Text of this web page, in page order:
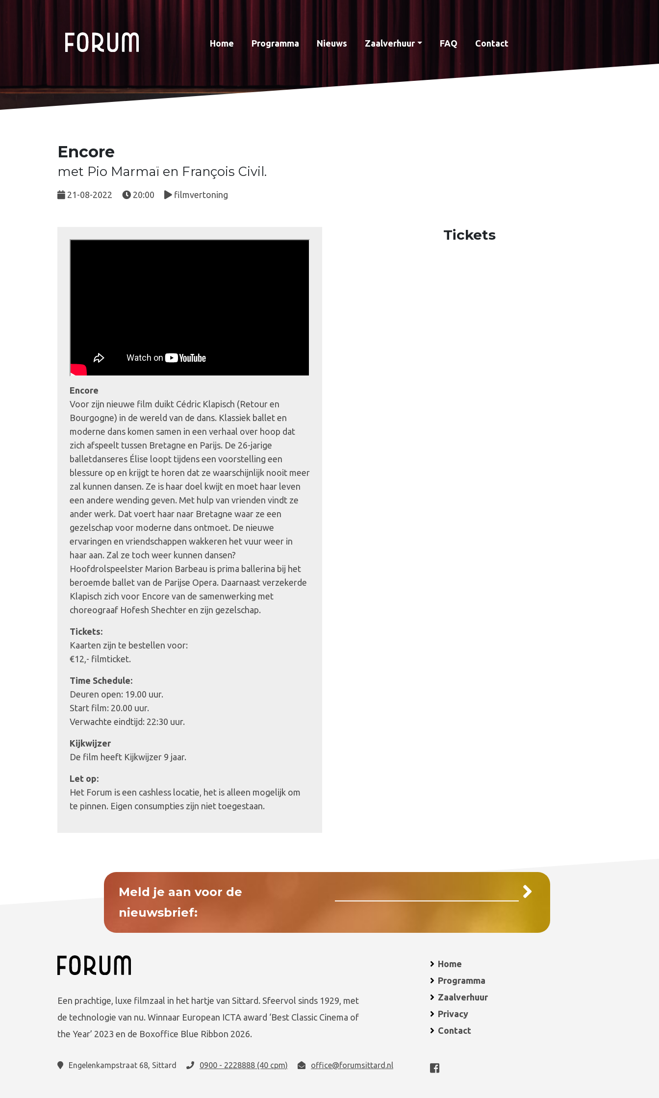
Home Programma Nieuws Zaalverhuur FAQ Contact
Encore
met Pio Marmaï en François Civil.
21-08-2022 20:00 filmvertoning
Encore
Voor zijn nieuwe film duikt Cédric Klapisch (Retour en
Bourgogne) in de wereld van de dans. Klassiek ballet en
moderne dans komen samen in een verhaal over hoop dat
zich afspeelt tussen Bretagne en Parijs. De 26-jarige
balletdanseres Élise loopt tijdens een voorstelling een
blessure op en krijgt te horen dat ze waarschijnlijk nooit meer
zal kunnen dansen. Ze is haar doel kwijt en moet haar leven
een andere wending geven. Met hulp van vrienden vindt ze
ander werk. Dat voert haar naar Bretagne waar ze een
gezelschap voor moderne dans ontmoet. De nieuwe
ervaringen en vriendschappen wakkeren het vuur weer in
haar aan. Zal ze toch weer kunnen dansen?
Hoofdrolspeelster Marion Barbeau is prima ballerina bij het
beroemde ballet van de Parijse Opera. Daarnaast verzekerde
Klapisch zich voor Encore van de samenwerking met
choreograaf Hofesh Shechter en zijn gezelschap.
Tickets:
Kaarten zijn te bestellen voor:
€12,- filmticket.
Time Schedule:
Deuren open: 19.00 uur.
Start film: 20.00 uur.
Verwachte eindtijd: 22:30 uur.
Kijkwijzer
De film heeft Kijkwijzer 9 jaar.
Let op:
Het Forum is een cashless locatie, het is alleen mogelijk om
te pinnen. Eigen consumpties zijn niet toegestaan.
Tickets
Meld je aan voor de
nieuwsbrief:
Een prachtige, luxe filmzaal in het hartje van Sittard. Sfeervol sinds 1929, met
de technologie van nu. Winnaar European ICTA award ‘Best Classic Cinema of
the Year’ 2023 en de Boxoffice Blue Ribbon 2026.
Home
Programma
Zaalverhuur
Privacy
Contact
Engelenkampstraat 68, Sittard 0900 - 2228888 (40 cpm) office@forumsittard.nl